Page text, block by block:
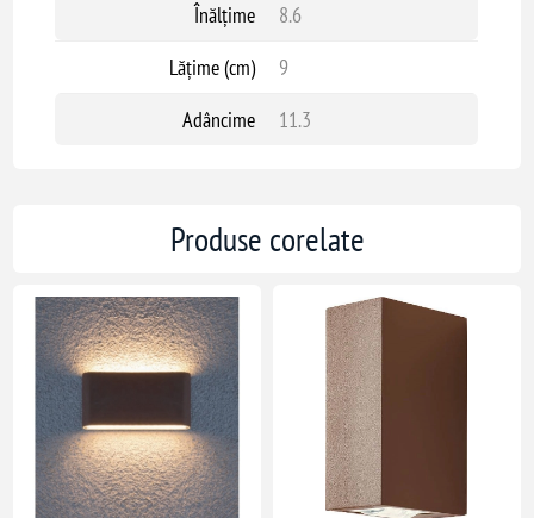
Înălțime
8.6
Lățime (cm)
9
Adâncime
11.3
Produse corelate